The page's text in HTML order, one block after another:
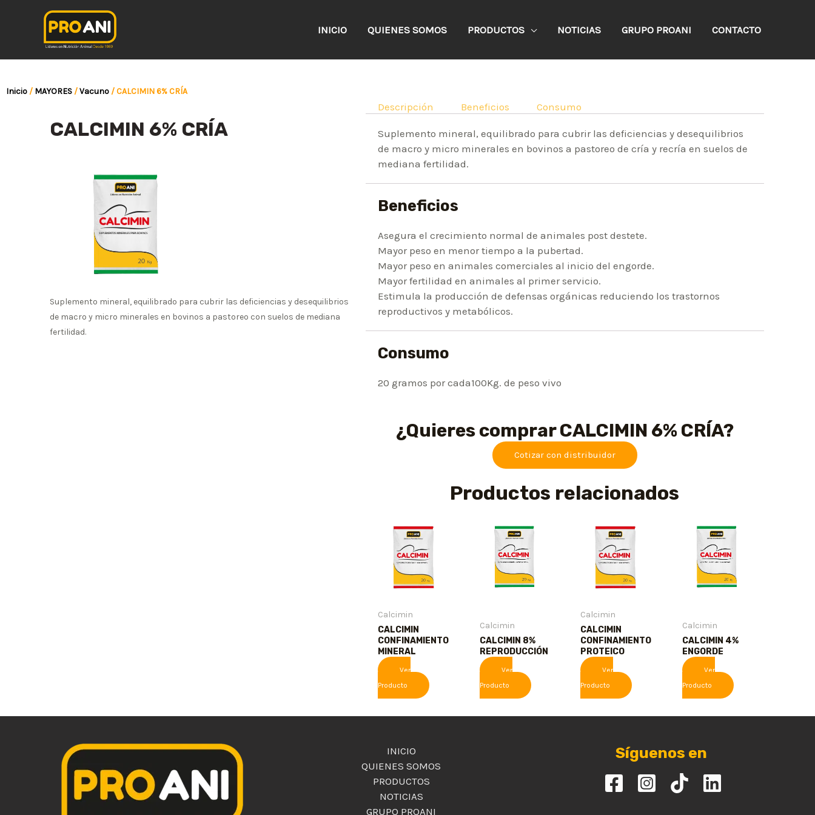
INICIO QUIENES SOMOS PRODUCTOS NOTICIAS GRUPO PROANI CONTACTO
Inicio / MAYORES /Vacuno / CALCIMIN 6% CRÍA
CALCIMIN 6% CRÍA
Suplemento mineral, equilibrado para cubrir las deficiencias y desequilibrios
de macro y micro minerales en bovinos a pastoreo con suelos de mediana
fertilidad.
Descripción Beneficios Consumo
Suplemento mineral, equilibrado para cubrir las deficiencias y desequilibrios
de macro y micro minerales en bovinos a pastoreo de cría y recría en suelos de
mediana fertilidad.
Beneficios
Asegura el crecimiento normal de animales post destete.
Mayor peso en menor tiempo a la pubertad.
Mayor peso en animales comerciales al inicio del engorde.
Mayor fertilidad en animales al primer servicio.
Estimula la producción de defensas orgánicas reduciendo los trastornos
reproductivos y metabólicos.
Consumo
20 gramos por cada100Kg. de peso vivo
¿Quieres comprar CALCIMIN 6% CRÍA?
Cotizar con distribuidor
Productos relacionados
Calcimin
CALCIMIN
CONFINAMIENTO
MINERAL
Ver
Producto
Calcimin
CALCIMIN 8%
REPRODUCCIÓN
Ver
Producto
Calcimin
CALCIMIN
CONFINAMIENTO
PROTEICO
Ver
Producto
Calcimin
CALCIMIN 4%
ENGORDE
Ver
Producto
INICIO
QUIENES SOMOS
PRODUCTOS
NOTICIAS
GRUPO PROANI
Síguenos en